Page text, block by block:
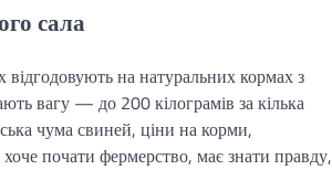
сала
відгодовують на натуральних кормах з
вагу — до 200 кілограмів за кілька
чума свиней, ціни на корми,
почати фермерство, має знати правду,